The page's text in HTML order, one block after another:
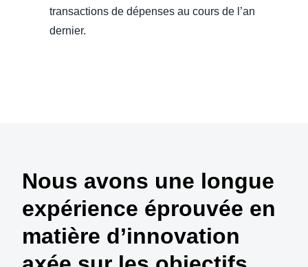
transactions de dépenses au cours de l’an
dernier.
Nous avons une longue
expérience éprouvée en
matière d’innovation